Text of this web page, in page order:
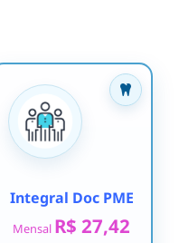
Integral Doc PME
Mensal R$ 27,42